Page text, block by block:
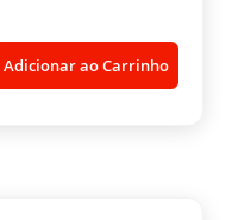
Adicionar ao Carrinho